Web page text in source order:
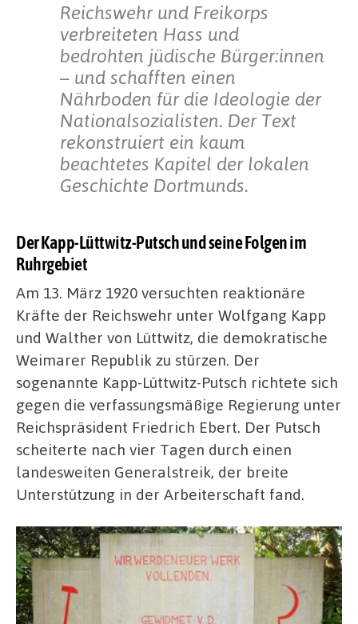
Reichswehr und Freikorps
verbreiteten Hass und
bedrohten jüdische Bürger:innen
– und schafften einen
Nährboden für die Ideologie der
Nationalsozialisten. Der Text
rekonstruiert ein kaum
beachtetes Kapitel der lokalen
Geschichte Dortmunds.
Der Kapp-Lüttwitz-Putsch und seine Folgen im
Ruhrgebiet
Am 13. März 1920 versuchten reaktionäre
Kräfte der Reichswehr unter Wolfgang Kapp
und Walther von Lüttwitz, die demokratische
Weimarer Republik zu stürzen. Der
sogenannte Kapp-Lüttwitz-Putsch richtete sich
gegen die verfassungsmäßige Regierung unter
Reichspräsident Friedrich Ebert. Der Putsch
scheiterte nach vier Tagen durch einen
landesweiten Generalstreik, der breite
Unterstützung in der Arbeiterschaft fand.